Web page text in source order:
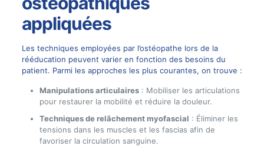
appliquées
Les techniques employées par l’ostéopathe lors de la
rééducation peuvent varier en fonction des besoins du
patient. Parmi les approches les plus courantes, on trouve :
Manipulations articulaires: Mobiliser les articulations
pour restaurer la mobilité et réduire la douleur.
Techniques de relâchement myofascial : Éliminer les
tensions dans les muscles et les fascias afin de
favoriser la circulation sanguine.